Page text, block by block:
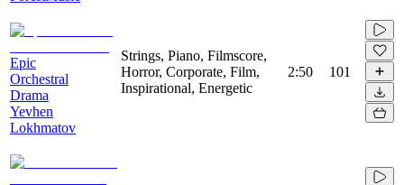
Epic
Orchestral
Drama
Yevhen
Lokhmatov
Strings, Piano, Filmscore,
Horror, Corporate, Film,
Inspirational, Energetic
2:50 101